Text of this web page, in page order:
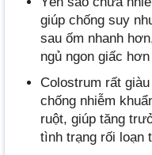
giúp chống suy
sau ốm nhanh
ngủ ngon giấc hơn
Colostrum rất
chống nhiễm
ruột, giúp tăng
tình trạng rối loạn